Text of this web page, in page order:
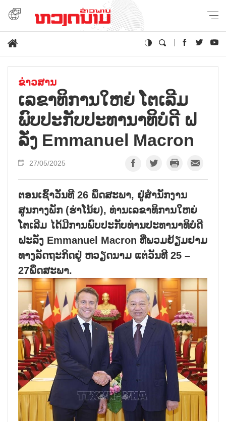
ຂ່າວສານ
ເລຂາທິການໃຫຍ່ ໂຕເລີມ
ພົບປະກັບປະທານາທິບໍດີ ຝ
ລັ່ງ Emmanuel Macron
27/05/2025
ຕອນເຊົ້າວັນທີ 26 ພຶດສະພາ, ຢູ່ສຳນັກງານ
ສູນກາງພັກ (ຮ່າໂນ້ຍ), ທ່ານເລຂາທິການໃຫຍ່
ໂຕເລີມ ໄດ້ມີການພົບປະກັບທ່ານປະທານາທິບໍດີ
ຝະລັ່ງ Emmanuel Macron ທີ່ພວມຢ້ຽມຢາມ
ທາງລັດຖະກິດຢູ່ ຫວຽດນາມ ແຕ່ວັນທີ 25 –
27ພຶດສະພາ.